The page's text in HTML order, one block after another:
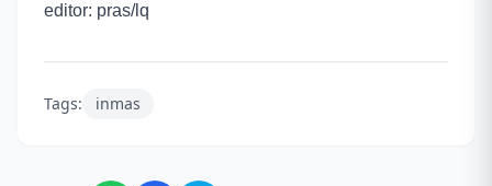
editor: pras/lq
Tags: inmas